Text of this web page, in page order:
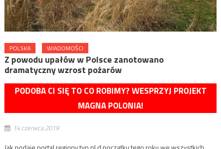
POLSKA WIADOMOŚCI
Z powodu upałów w Polsce zanotowano
dramatyczny wzrost pożarów
PODOBA CI SIĘ TO CO ROBIMY? WESPRZYJ PROJEKT
MAGNA POLONIA!
14 czerwca 2019